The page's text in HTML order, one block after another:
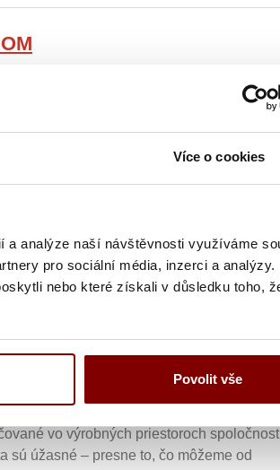
Více o cookies
a analýze naší návštěvnosti využíváme
pro sociální média, inzerci a analýzy.
nebo které získali v důsledku toho,
Povolit vše
do Seki v prefektúre Gifu. Začíname v
Yanagiba, Sakimura, Kengata:
ktorý otvára dvere do sveta tradičných
Takayuki používa tie najlepšie z
kameň) je zárukou výnimočne
pracuje okrem iného s uhlíkovou oceľou
to iba
vo výrobných priestoroch
sú úžasné – presne to, čo môžeme od